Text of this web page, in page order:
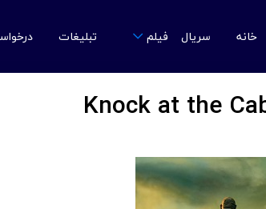
خانه سریال فیلم تبلیغات